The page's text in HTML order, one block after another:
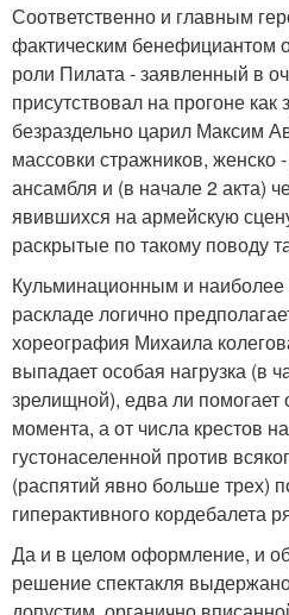
Соответственно и главным
фактическим бенефициантом
роли Пилата - заявленный в
присутствовал на прогоне как
безраздельно царил Максим
массовки стражников, женско
ансамбля и (в начале 2 акта)
явившихся на армейскую
раскрытые по такому поводу
Кульминационным и
раскладе логично
хореография Михаила
выпадает особая нагрузка (в
зрелищной), едва ли
момента, а от числа крестов
густонаселенной против
(распятий явно больше трех)
гиперактивного кордебалета
Да и в целом оформление, и
решение спектакля